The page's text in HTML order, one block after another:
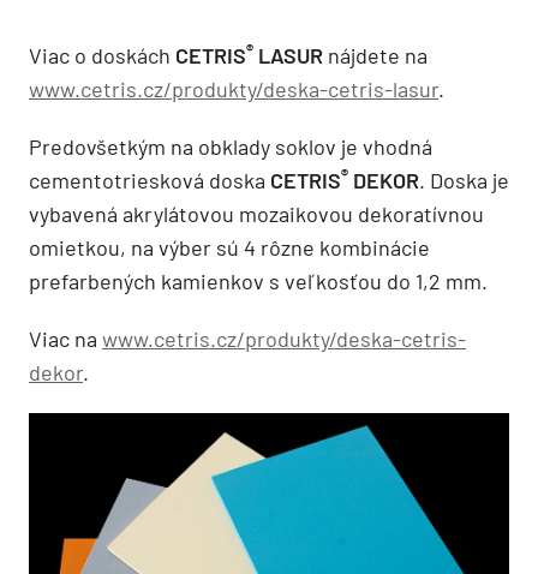
Viac o doskách CETRIS® LASUR nájdete na
www.cetris.cz/produkty/deska-cetris-lasur.
Predovšetkým na obklady soklov je vhodná
cementotriesková doska CETRIS® DEKOR. Doska je
vybavená akrylátovou mozaikovou dekoratívnou
omietkou, na výber sú 4 rôzne kombinácie
prefarbených kamienkov s veľkosťou do 1,2 mm.
Viac na www.cetris.cz/produkty/deska-cetris-
dekor.